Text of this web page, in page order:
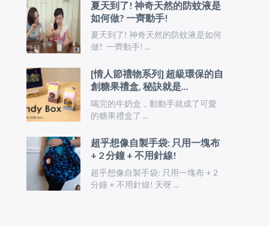
夏天到了! 神奇天然的防蚊液是
如何做? 一齊動手!
夏天到了! 神奇天然的防蚊液是如何
做? 一齊動手! ...
[情人節禮物系列] 超級環保的自
創糖果禮盒, 秘訣就是...
喝完的牛奶盒，動動手就成了可愛
的糖果禮盒了 ...
超乎想像自製手袋: 只用一塊布
+ 2 分鐘 + 不用針線!
超乎想像自製手袋: 只用一塊布 + 2
分鐘 + 不用針線! 天呀 ...